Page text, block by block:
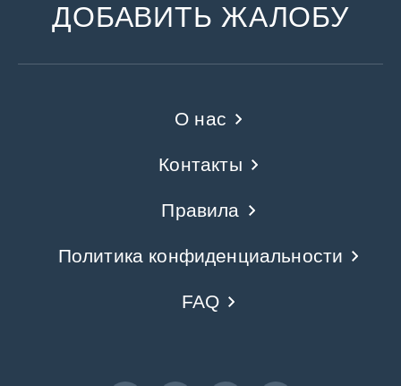
ДОБАВИТЬ ЖАЛОБУ
О нас
Контакты
Правила
Политика конфиденциальности
FAQ